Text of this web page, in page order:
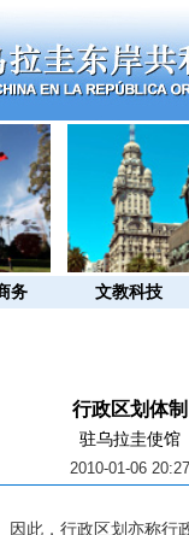
务 文教科技
行政区划体制
驻乌拉圭使馆
2010-01-06 20:27
，行政区划亦称行